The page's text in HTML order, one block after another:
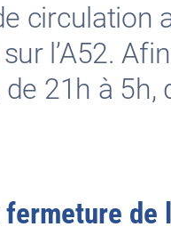
circulation
l’A52.
21h à 5h,
de